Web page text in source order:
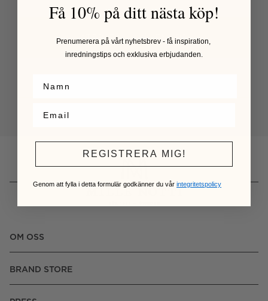
ÅTERSTÄLL LÖSENORD
OM OSS
BRAND STORE
Få 10% på ditt nästa köp!
Prenumerera på vårt nyhetsbrev - få inspiration,
inredningstips och exklusiva erbjudanden.
REGISTRERA MIG!
Genom att fylla i detta formulär godkänner du vår integritetspolicy